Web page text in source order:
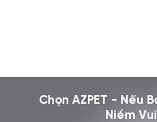
Chọn AZPET - Nếu
Niềm